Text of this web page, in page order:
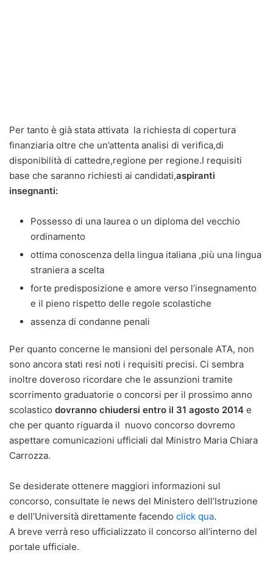
Per tanto è già stata attivata la richiesta di copertura
finanziaria oltre che un’attenta analisi di verifica,di
disponibilità di cattedre,regione per regione.I requisiti
base che saranno richiesti ai candidati,aspiranti
insegnanti:
Possesso di una laurea o un diploma del vecchio
ordinamento
ottima conoscenza della lingua italiana ,più una lingua
straniera a scelta
forte predisposizione e amore verso l’insegnamento
e il pieno rispetto delle regole scolastiche
assenza di condanne penali
Per quanto concerne le mansioni del personale ATA, non
sono ancora stati resi noti i requisiti precisi. Ci sembra
inoltre doveroso ricordare che le assunzioni tramite
scorrimento graduatorie o concorsi per il prossimo anno
scolastico dovranno chiudersi entro il 31 agosto 2014 e
che per quanto riguarda il nuovo concorso dovremo
aspettare comunicazioni ufficiali dal Ministro Maria Chiara
Carrozza.
Se desiderate ottenere maggiori informazioni sul
concorso, consultate le news del Ministero dell’Istruzione
e dell’Università direttamente facendo click qua.
A breve verrà reso ufficializzato il concorso all’interno del
portale ufficiale.